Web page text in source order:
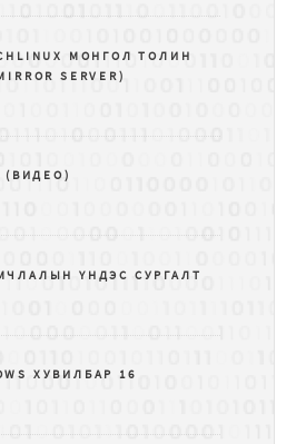
МОНГОЛ ТОЛИН
SERVER)
(ВИДЕО)
ҮНДЭС СУРГАЛТ
ХУВИЛБАР 16